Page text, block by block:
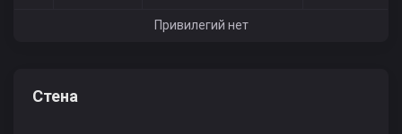
Привилегий нет
Стена